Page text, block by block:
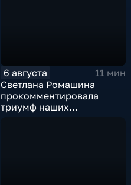
6 августа
11 мин
Светлана Ромашина
прокомментировала
триумф наших